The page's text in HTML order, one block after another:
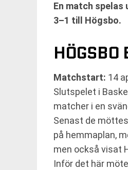
En match
3–1 till Högsbo.
HÖGSBO
Matchstart: 14
Slutspelet i
matcher i en
Senast de
på hemmaplan,
men också visat
Inför det här